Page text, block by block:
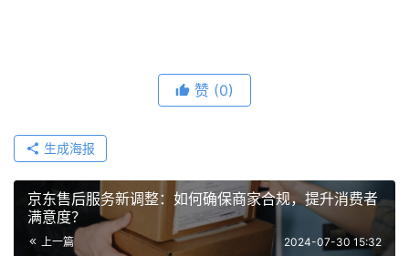
赞 (0)
生成海报
京东售后服务新调整：如何确保商家合规，提升消费者
满意度？
上一篇 2024-07-30 15:32